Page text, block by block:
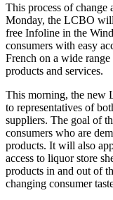
This process of change
Monday, the LCBO
free Infoline in the
consumers with easy
French on a wide
products and services.
This morning, the new
to representatives of
suppliers. The goal of
consumers who are
products. It will also
access to liquor store
products in and out of
changing consumer